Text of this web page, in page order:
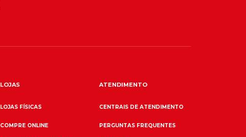
LOJAS
LOJAS FÍSICAS
COMPRE ONLINE
ATENDIMENTO
CENTRAIS DE ATENDIMENTO
PERGUNTAS FREQUENTES